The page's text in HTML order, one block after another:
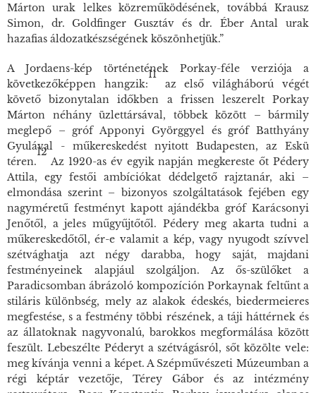
Márton urak lelkes közreműködésének, továbbá Krausz
Simon, dr. Goldfinger Gusztáv és dr. Éber Antal urak
hazafias áldozatkészségének köszönhetjük.”
A Jordaens-kép történetének Porkay-féle verziója a
következőképpen hangzik:
11
az első világháború végét
követő bizonytalan időkben a frissen leszerelt Porkay
Márton néhány üzlettársával, többek között – bármily
meglepő – gróf Apponyi Györggyel és gróf Batthyány
Gyulával - műkereskedést nyitott Budapesten, az Eskü
téren.
12
Az 1920-as év egyik napján megkereste őt Pédery
Attila, egy festői ambíciókat dédelgető rajztanár, aki –
elmondása szerint – bizonyos szolgáltatások fejében egy
nagyméretű festményt kapott ajándékba gróf Karácsonyi
Jenőtől, a jeles műgyűjtőtől. Pédery meg akarta tudni a
műkereskedőtől, ér-e valamit a kép, vagy nyugodt szívvel
szétvághatja azt négy darabba, hogy saját, majdani
festményeinek alapjául szolgáljon. Az ős-szülőket a
Paradicsomban ábrázoló kompozíción Porkaynak feltűnt a
stiláris különbség, mely az alakok édeskés, biedermeieres
megfestése, s a festmény többi részének, a táji háttérnek és
az állatoknak nagyvonalú, barokkos megformálása között
feszült. Lebeszélte Péderyt a szétvágásról, sőt közölte vele:
meg kívánja venni a képet. A Szépművészeti Múzeumban a
régi képtár vezetője, Térey Gábor és az intézmény